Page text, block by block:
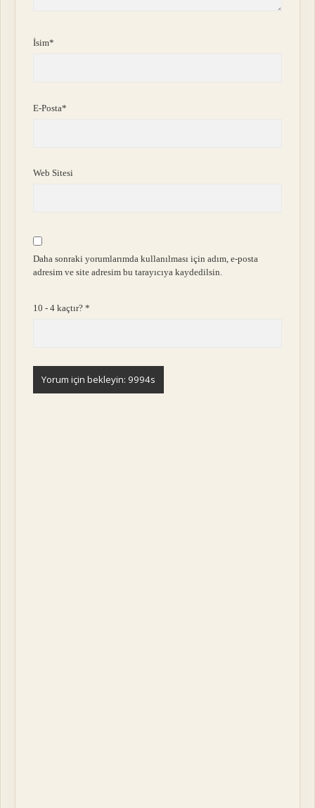
İsim*
E-Posta*
Web Sitesi
Daha sonraki yorumlarımda kullanılması için adım, e-posta
adresim ve site adresim bu tarayıcıya kaydedilsin.
10 - 4 kaçtır?*